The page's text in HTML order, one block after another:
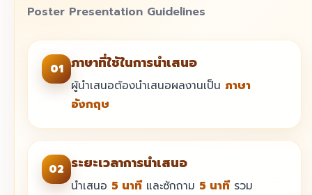
Poster Presentation Guidelines
01 ภาษาที่ใช้ในการนำเสนอ
ผู้นำเสนอต้องนำเสนอผลงานเป็น ภาษา
อังกฤษ
02 ระยะเวลาการนำเสนอ
นำเสนอ 5 นาทีและซักถาม 5 นาทีรวม